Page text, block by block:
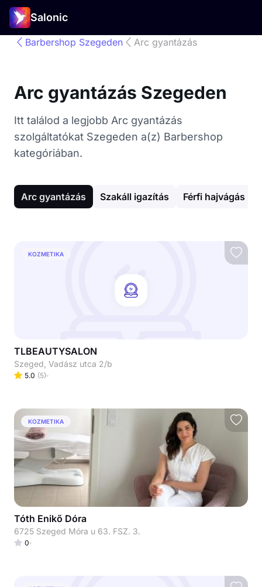
Salonic
Barbershop Szegeden Arc gyantázás
Arc gyantázás Szegeden
Itt találod a legjobb Arc gyantázás
szolgáltatókat Szegeden a(z) Barbershop
kategóriában.
Arc gyantázás Szakáll igazítás Férfi hajvágás
KOZMETIKA
TLBEAUTYSALON
Szeged, Vadász utca 2/b
5.0 (5)
KOZMETIKA
Tóth Enikő Dóra
6725 Szeged Móra u 63. FSZ. 3.
0